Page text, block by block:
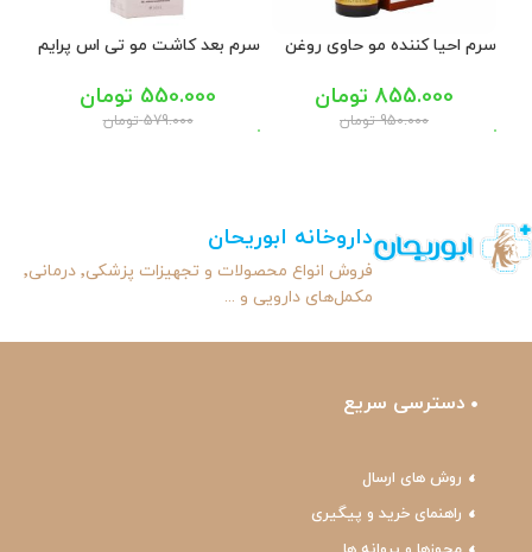
سرم احیا کننده مو حاوی روغن
950.000 تومان
855.000 تومان
سرم بعد کاشت مو تی اس پرایم
579.000 تومان
550.000 تومان
داروخانه ابوریحان
فروش انواع محصولات و تجهیزات پزشکی٬ درمانی٬
مکمل‌های دارویی و ...
دسترسی سریع
روش های ارسال
راهنمای خرید و پیگیری